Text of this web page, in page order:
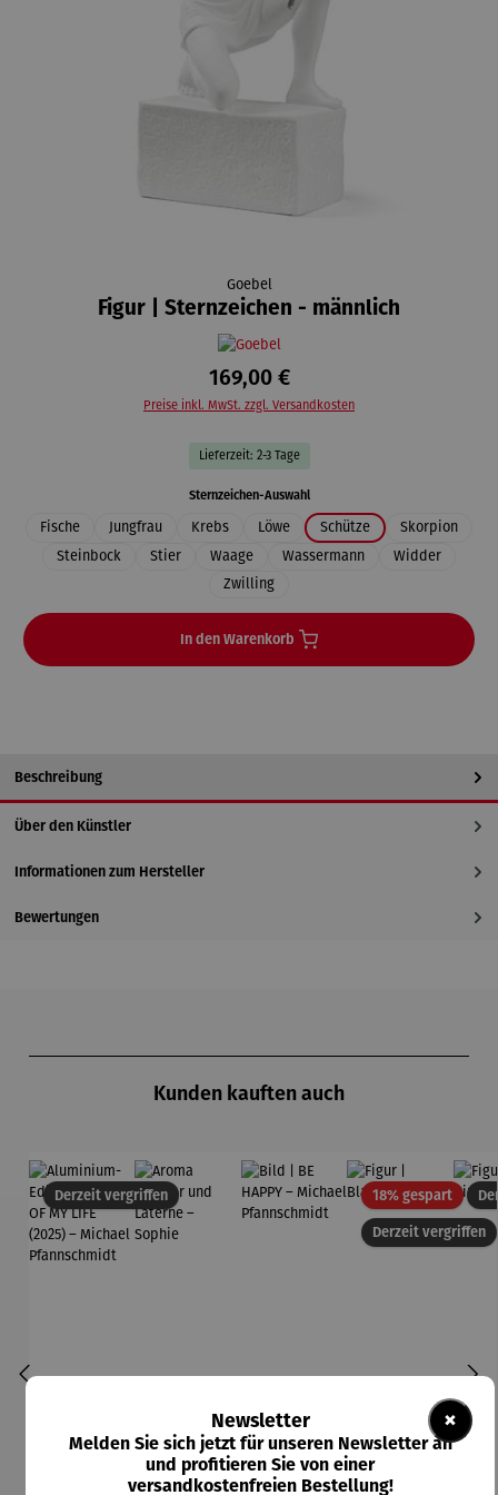
Goebel
Figur | Sternzeichen - männlich
169,00 €
Preise inkl. MwSt. zzgl. Versandkosten
Lieferzeit: 2-3 Tage
Sternzeichen-Auswahlauswählen
Fische Jungfrau Krebs Löwe Schütze
Skorpion
Steinbock
Stier Waage Wassermann
Widder
Zwilling
In den Warenkorb
Beschreibung
Über den Künstler
Informationen zum Hersteller
Bewertungen
Kunden kauften auch
Derzeit vergriffen
Derzeit vergriffen
18% gespartRabatt
×
Newsletter
Melden Sie sich jetzt für unseren Newsletter an
und profitieren Sie von einer
versandkostenfreien Bestellung!